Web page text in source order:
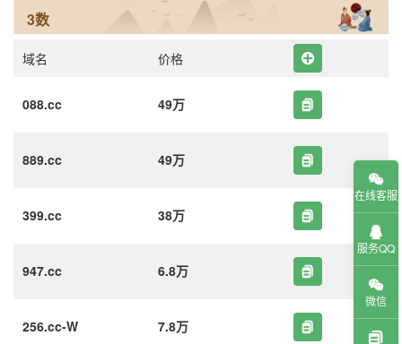
3数
域名 价格
088.cc 49万
889.cc 49万
399.cc 38万
947.cc 6.8万
256.cc-W 7.8万
在线客服
服务QQ
微信